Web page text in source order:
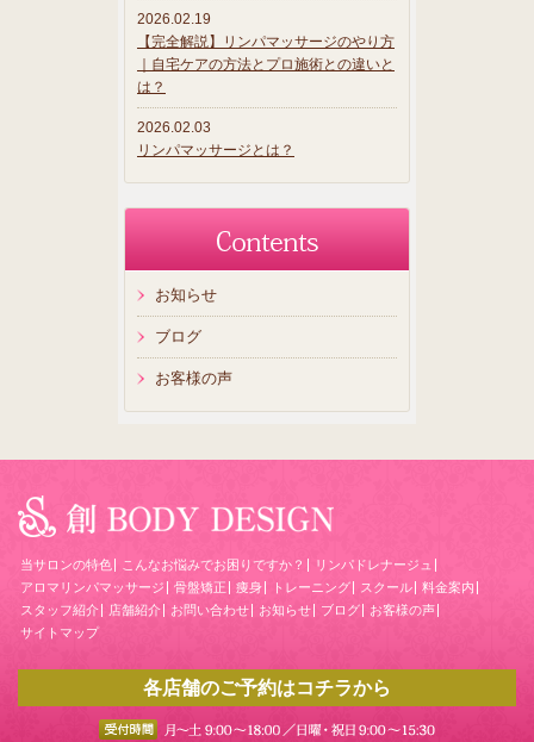
2026.02.19
【完全解説】リンパマッサージのやり方
｜自宅ケアの方法とプロ施術との違いと
は？
2026.02.03
リンパマッサージとは？
お知らせ
ブログ
お客様の声
当サロンの特色 こんなお悩みでお困りですか？
リンパドレナージュ
アロマリンパマッサージ
骨盤矯正 痩身 トレーニング スクール
料金案内
スタッフ紹介
店舗紹介 お問い合わせ お知らせ ブログ
お客様の声
サイトマップ
各店舗のご予約はコチラから